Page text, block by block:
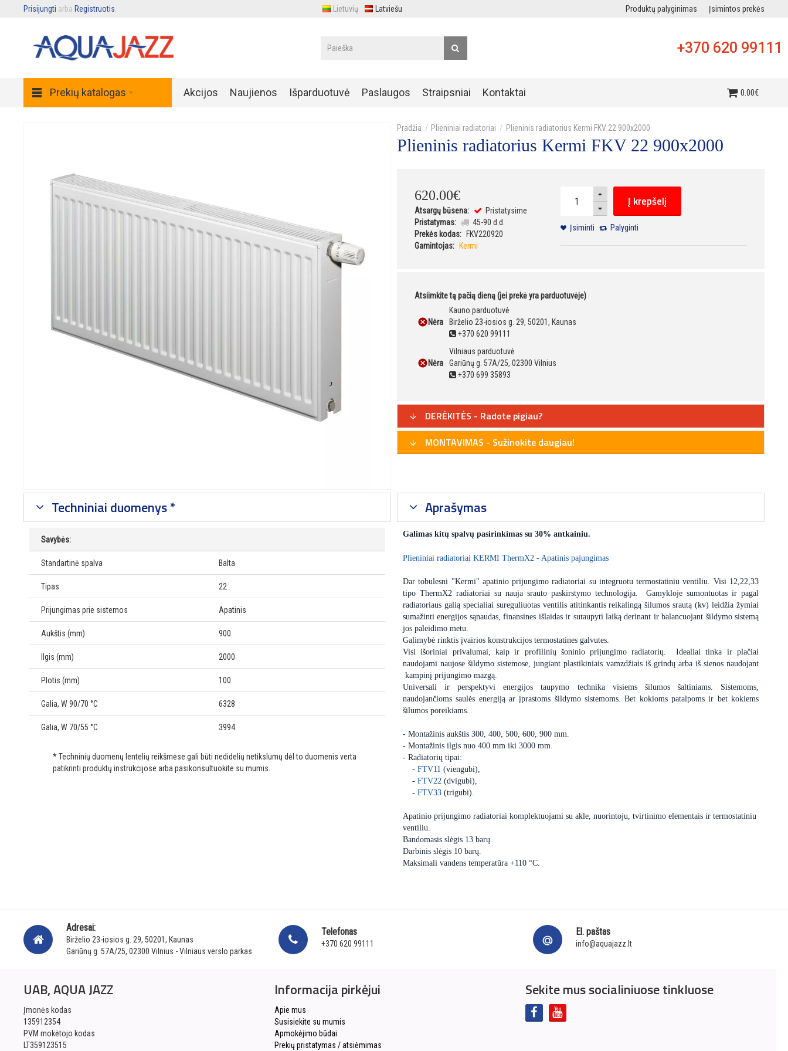
Prisijungti arba Registruotis Lietuvių Latviešu Produktų palyginimas Įsimintos prekės
+370 620 99111
Prekių katalogas Akcijos Naujienos Išparduotuvė Paslaugos Straipsniai Kontaktai 0.00€
Plieniniai radiatoriai Plieninis radiatorius Kermi FKV 22 900x2000
Plieninis radiatorius Kermi FKV 22 900x2000
620.00€
Atsargų būsena:
Pristatysime
Pristatymas:
45-90 d.d.
Prekės kodas:
FKV220920
Gamintojas:
Kermi
Į krepšelį
Įsiminti Palyginti
Atsiimkite tą pačią dieną (jei prekė yra parduotuvėje)
Nėra
Kauno parduotuvė
Birželio 23-iosios g. 29, 50201, Kaunas
+370 620 99111
Nėra
Vilniaus parduotuvė
Gariūnų g. 57A/25, 02300 Vilnius
+370 699 35893
DERĖKITĖS - Radote pigiau?
MONTAVIMAS - Sužinokite daugiau!
Techniniai duomenys *
Savybės:
Standartinė spalva Balta
Tipas 22
Prijungimas prie sistemos Apatinis
Aukštis (mm) 900
Ilgis (mm) 2000
Plotis (mm) 100
Galia, W 90/70 °C 6328
Galia, W 70/55 °C 3994
* Techninių duomenų lentelių reikšmėse gali būti nedidelių netikslumų dėl to duomenis verta
patikrinti produktų instrukcijose arba pasikonsultuokite su mumis.
Aprašymas
Galimas kitų spalvų pasirinkimas su 30% antkainiu.
Plieniniai radiatoriai KERMI ThermX2 - Apatinis pajungimas
Dar tobulesni "Kermi" apatinio prijungimo radiatoriai su integruotu termostatiniu ventiliu. Visi 12,22,33
tipo ThermX2 radiatoriai su nauja srauto paskirstymo technologija. Gamykloje sumontuotas ir pagal
radiatoriaus galią specialiai sureguliuotas ventilis atitinkantis reikalingą šilumos srautą (kv) leidžia žymiai
sumažinti energijos sąnaudas, finansines išlaidas ir sutaupyti laiką derinant ir balancuojant šildymo sistemą
jos paleidimo metu.
Galimybė rinktis įvairios konstrukcijos termostatines galvutes.
Visi išoriniai privalumai, kaip ir profilinių šoninio prijungimo radiatorių. Idealiai tinka ir plačiai
naudojami naujose šildymo sistemose, jungiant plastikiniais vamzdžiais iš grindų arba iš sienos naudojant
kampinį prijungimo mazgą.
Universali ir perspektyvi energijos taupymo technika visiems šilumos šaltiniams. Sistemoms,
naudojančioms saulės energiją ar įprastoms šildymo sistemoms. Bet kokioms patalpoms ir bet kokiems
šilumos poreikiams.
- Montažinis aukštis 300, 400, 500, 600, 900 mm.
- Montažinis ilgis nuo 400 mm iki 3000 mm.
- Radiatorių tipai:
- FTV11 (viengubi),
- FTV22 (dvigubi),
- FTV33 (trigubi).
Apatinio prijungimo radiatoriai komplektuojami su akle, nuorintoju, tvirtinimo elementais ir termostatiniu
ventiliu.
Bandomasis slėgis 13 barų.
Darbinis slėgis 10 barų.
Maksimali vandens temperatūra +110 °C.
Adresai:
Birželio 23-iosios g. 29, 50201, Kaunas
Gariūnų g. 57A/25, 02300 Vilnius - Vilniaus verslo parkas
Telefonas
+370 620 99111
El. paštas
info@aquajazz.lt
UAB, AQUA JAZZ
Įmonės kodas
135912354
PVM mokėtojo kodas
LT359123515
Informacija pirkėjui
Apie mus
Susisiekite su mumis
Apmokėjimo būdai
Prekių pristatymas / atsiėmimas
Sekite mus socialiniuose tinkluose